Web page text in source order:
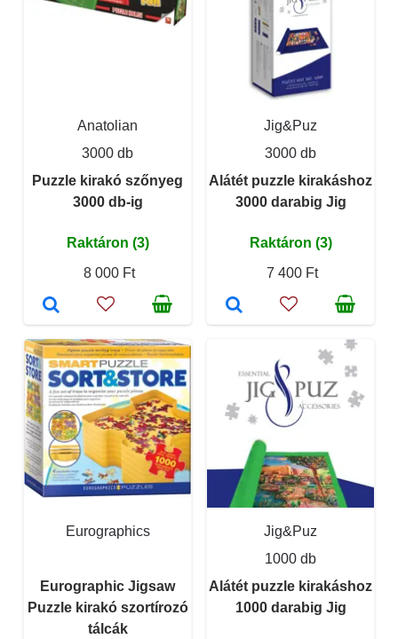
Anatolian
3000 db
Puzzle kirakó szőnyeg
3000 db-ig
Raktáron (3)
8 000 Ft
Jig&Puz
3000 db
Alátét puzzle kirakáshoz
3000 darabig Jig
Raktáron (3)
7 400 Ft
Eurographics
Eurographic Jigsaw
Puzzle kirakó szortírozó
tálcák
Jig&Puz
1000 db
Alátét puzzle kirakáshoz
1000 darabig Jig